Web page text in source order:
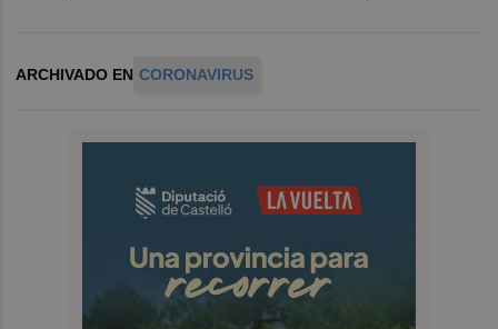
ARCHIVADO EN CORONAVIRUS